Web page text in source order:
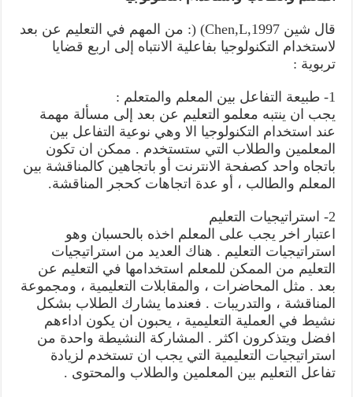
قال شين Chen,L,1997) (: من المهم في التعليم عن بعد
لاستخدام التكنولوجيا بفاعلية الانتباه إلى اربع قضايا
تربوية :
1- طبيعة التفاعل بين المعلم والمتعلم :
يجب ان ينتبه معلمو التعليم عن بعد إلى مسألة مهمة
عند استخدام التكنولوجيا الا وهي نوعية التفاعل بين
المعلمين والطلاب التي ستستخدم . ممكن ان تكون
باتجاه واحد كصفحة الانترنت أو باتجاهين كالمناقشة بين
المعلم والطالب ، أو عدة اتجاهات كحجر المناقشة.
2- استراتيجيات التعليم
اعتبار اخر يجب على المعلم اخذه بالحسبان وهو
استراتيجيات التعليم . هناك العديد من استراتيجيات
التعليم من الممكن للمعلم استخدامها في التعليم عن
بعد . مثل المحاضرات ، والمقابلات التعليمية ، ومجموعة
المناقشة ، والتدريبات . فعندما يشارك الطلاب بشكل
نشيط في العملية التعليمية ، يحبون ان يكون اداءهم
افضل ويتذكرون اكثر . المشاركة النشيطة واحدة من
استراتيجيات التعليمية التي يجب ان تستخدم لزيادة
تفاعل التعليم بين المعلمين والطلاب والمحتوى .